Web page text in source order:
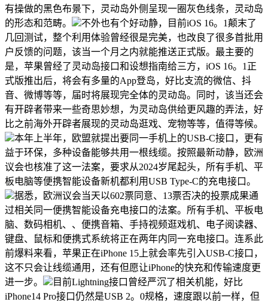
有操做的黑色布景下，灵动岛外侧呈现一圈灰色线条，灵动岛
的形态和范畴。
不外也有个好动静，目前iOS 16。1颠末了
几回测试，整个利用体验曾经很是完美，也改良了很多首批用
户反馈的问题，该当一个月之内就能推送正式版。最主要的
是，苹果曾经了灵动岛接口和设想指南给三方，iOS 16。1正
式版推出后，将会有多量的App登岛，好比支流的微信、抖
音、微博等等，届时将展现完全体的灵动岛。同时，该当还会
有开辟者带来一些奇思妙想，为灵动岛供给更风趣的弄法，好
比之前海外开辟者展现的灵动岛逛戏、宠物等等，值得等候。
本年上半年，欧盟就提出要同一手机上的USB-C接口，更有
益于环保，多种设备能够共用一根线缆。按照最新动静，欧洲
议会也核准了这一法案，要求从2024岁尾起头，所有手机、平
板电脑等便携智能设备新机都利用USB Type-C的充电接口。
据悉，欧洲议会当天以602票同意、13票否决的投票成果通
过相关同一便携智能设备充电接口的法案。所有手机、平板电
脑、数码相机、、便携音箱、手持视频逛戏机、电子阅读器、
键盘、鼠标和便携式系统将正在两年内同一充电接口。连系此
前爆料来看，苹果正在iPhone 15上就会率先引入USB-C接口，
这不只会让线缆通用，还有但愿让iPhone的快充和传输速度更
进一步。
目前Lightning接口曾经严沉了相关机能，好比
iPhone14 Pro接口仍然是USB 2。0规格，速度跟以前一样，但